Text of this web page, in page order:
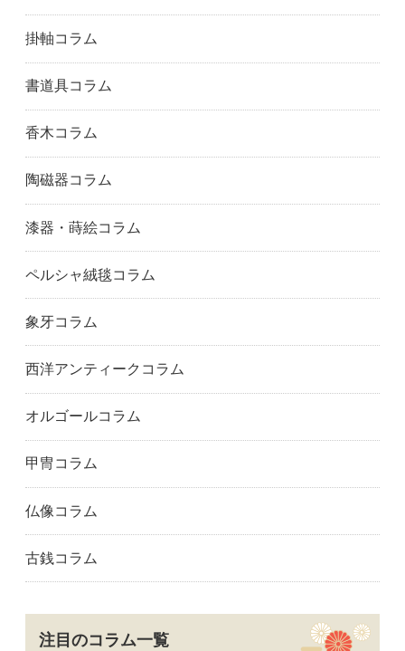
市川市
柏市
松戸市
東京都
文京区
千代田区
江戸川区
八王子市
江東区
町田市
目黒区
港区
西東京市
大田区
世田谷区
渋谷区
杉並区
墨田区
台東区
中央区
神奈川県
藤沢市
鎌倉市
川崎市
横浜市
横須賀市
筑紫野市
太宰府市
飯塚市
糸島市
春日市
糟屋郡
北九州市
久留米市
宗像市
大牟田市
大野城市
天草市
合志市
熊本市
玉名市
別府市
大分市
佐賀県
唐津市
長崎県
長崎市 佐世保市
掛軸コラム
書道具コラム
香木コラム
陶磁器コラム
漆器・蒔絵コラム
ペルシャ絨毯コラム
象牙コラム
西洋アンティークコラム
オルゴールコラム
甲冑コラム
仏像コラム
古銭コラム
注目のコラム一覧